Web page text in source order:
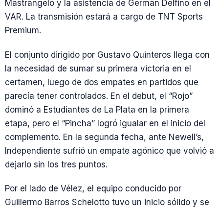
Mastrángelo y la asistencia de Germán Delfino en el
VAR. La transmisión estará a cargo de TNT Sports
Premium.
El conjunto dirigido por Gustavo Quinteros llega con
la necesidad de sumar su primera victoria en el
certamen, luego de dos empates en partidos que
parecía tener controlados. En el debut, el “Rojo”
dominó a Estudiantes de La Plata en la primera
etapa, pero el “Pincha” logró igualar en el inicio del
complemento. En la segunda fecha, ante Newell’s,
Independiente sufrió un empate agónico que volvió a
dejarlo sin los tres puntos.
Por el lado de Vélez, el equipo conducido por
Guillermo Barros Schelotto tuvo un inicio sólido y se